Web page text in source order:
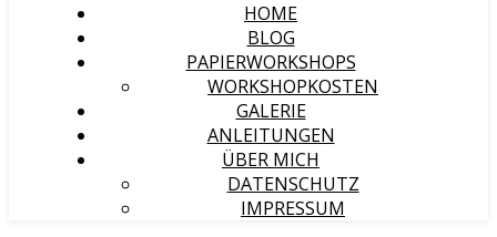
HOME
BLOG
PAPIERWORKSHOPS
WORKSHOPKOSTEN
GALERIE
ANLEITUNGEN
ÜBER MICH
DATENSCHUTZ
IMPRESSUM